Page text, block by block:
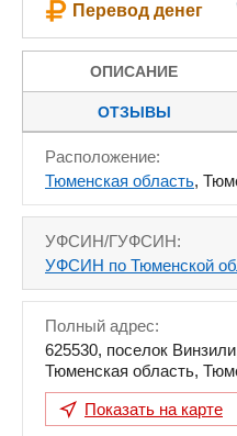
Перевод денег
ОПИСАНИЕ
ОТЗЫВЫ
Расположение:
Тюменская область,
УФСИН/ГУФСИН:
УФСИН по Тюменской
Полный адрес:
625530, поселок
Тюменская область,
Показать на карте